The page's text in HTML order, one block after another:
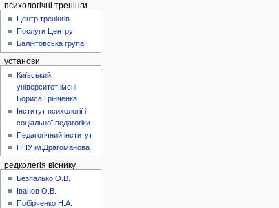
психологічні тренінги
Центр тренінгів
Послуги Центру
Балінтовська група
установи
Київський
університет імені
Бориса Грінченка
Інститут психології і
соціальної педагогіки
Педагогічний інститут
НПУ ім.Драгоманова
редколегія віснику
Безпалько О.В.
Іванов О.В.
Побірченко Н.А.